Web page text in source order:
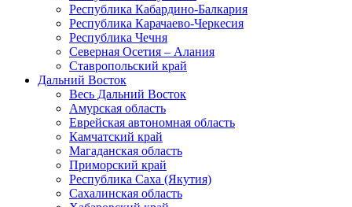
Республика Кабардино-Балкария
Республика Карачаево-Черкесия
Республика Чечня
Северная Осетия – Алания
Ставропольский край
Дальний Восток
Весь Дальний Восток
Амурская область
Еврейская автономная область
Камчатский край
Магаданская область
Приморский край
Республика Саха (Якутия)
Сахалинская область